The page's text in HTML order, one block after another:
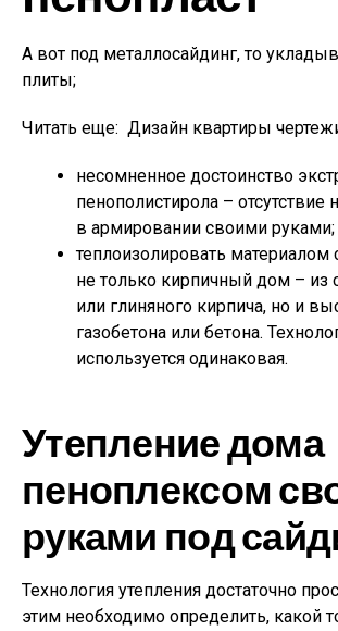
А вот под металлосайдинг, то
плиты;
Читать еще: Дизайн квартиры
несомненное достоинство
пенополистирола – отсутствие
в армировании своими руками;
теплоизолировать
не только кирпичный дом – из
или глиняного кирпича, но и
газобетона или бетона.
используется одинаковая.
Утепление дома
пенопл­ексом
руками п­од
Технология утепления достаточно
этим необходимо определить, какой